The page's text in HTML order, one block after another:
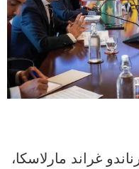
غراند مارلاسكا،